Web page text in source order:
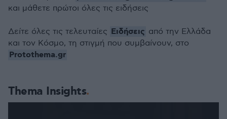
Thema Insights
και μάθετε πρώτοι όλες τις ειδήσεις
Δείτε όλες τις τελευταίες Ειδήσεις από την Ελλάδα
και τον Κόσμο, τη στιγμή που συμβαίνουν, στο
Protothema.gr